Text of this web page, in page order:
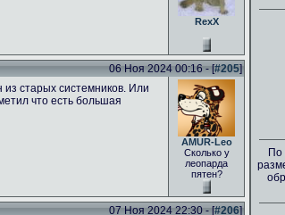
RexX
06 Ноя 2024 00:16 - [#205]
из старых системников. Или
что есть большая
AMUR-Leo
Сколько у
леопарда
пятен?
07 Ноя 2024 22:30 - [#206]
По